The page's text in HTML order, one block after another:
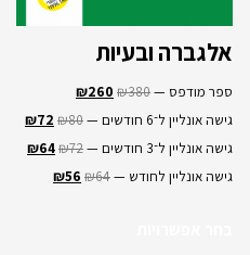
אלגברה ובעיות
ספר מודפס — ₪380
₪260
גישה אונליין ל־6 חודשים —
₪80
₪72
גישה אונליין ל־3 חודשים —
₪72
₪64
גישה אונליין לחודש —
₪64
₪56